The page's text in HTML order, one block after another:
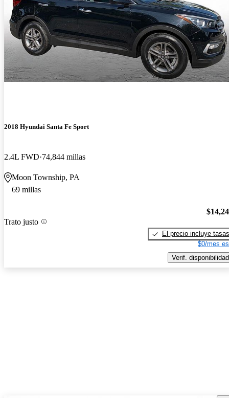
2018 Hyundai Santa Fe Sport
2.4L FWD 74,844 millas
Moon Township, PA
69 millas
Trato justo
El precio incluye tasas
$0/mes
Verif. disponibilidad